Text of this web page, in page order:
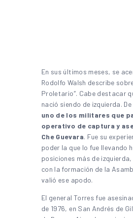
En sus últimos meses, se
Rodolfo Walsh describe
Proletario”. Cabe destacar
nació siendo de izquierda. De
uno de los militares que
operativo de captura y
Che Guevara. Fue su
poder la que lo fue llevando
posiciones más de
con la formación de la
valió ese apodo.
El general Torres fue
de 1976, en San Andrés de